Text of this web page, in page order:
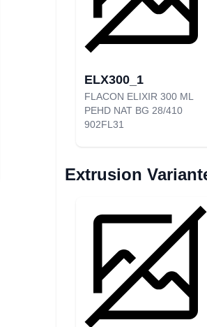
ELX300_1
FLACON ELIXIR 300 ML
PEHD NAT BG 28/410
902FL31
Extrusion